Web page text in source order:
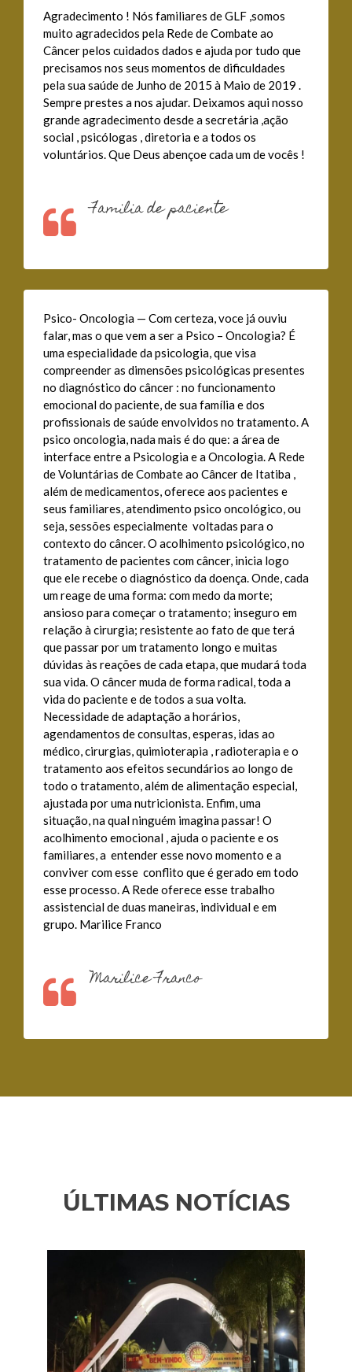
Agradecimento ! Nós familiares de GLF ,somos
muito agradecidos pela Rede de Combate ao
Câncer pelos cuidados dados e ajuda por tudo que
precisamos nos seus momentos de dificuldades
pela sua saúde de Junho de 2015 à Maio de 2019 .
Sempre prestes a nos ajudar. Deixamos aqui nosso
grande agradecimento desde a secretária ,ação
social , psicólogas , diretoria e a todos os
voluntários. Que Deus abençoe cada um de vocês !
Familia de paciente
Psico- Oncologia — Com certeza, voce já ouviu
falar, mas o que vem a ser a Psico – Oncologia? É
uma especialidade da psicologia, que visa
compreender as dimensões psicológicas presentes
no diagnóstico do câncer : no funcionamento
emocional do paciente, de sua família e dos
profissionais de saúde envolvidos no tratamento. A
psico oncologia, nada mais é do que: a área de
interface entre a Psicologia e a Oncologia. A Rede
de Voluntárias de Combate ao Câncer de Itatiba ,
além de medicamentos, oferece aos pacientes e
seus familiares, atendimento psico oncológico, ou
seja, sessões especialmente voltadas para o
contexto do câncer. O acolhimento psicológico, no
tratamento de pacientes com câncer, inicia logo
que ele recebe o diagnóstico da doença. Onde, cada
um reage de uma forma: com medo da morte;
ansioso para começar o tratamento; inseguro em
relação à cirurgia; resistente ao fato de que terá
que passar por um tratamento longo e muitas
dúvidas às reações de cada etapa, que mudará toda
sua vida. O câncer muda de forma radical, toda a
vida do paciente e de todos a sua volta.
Necessidade de adaptação a horários,
agendamentos de consultas, esperas, idas ao
médico, cirurgias, quimioterapia , radioterapia e o
tratamento aos efeitos secundários ao longo de
todo o tratamento, além de alimentação especial,
ajustada por uma nutricionista. Enfim, uma
situação, na qual ninguém imagina passar! O
acolhimento emocional , ajuda o paciente e os
familiares, a entender esse novo momento e a
conviver com esse conflito que é gerado em todo
esse processo. A Rede oferece esse trabalho
assistencial de duas maneiras, individual e em
grupo. Marilice Franco
Marilice Franco
ÚLTIMAS NOTÍCIAS